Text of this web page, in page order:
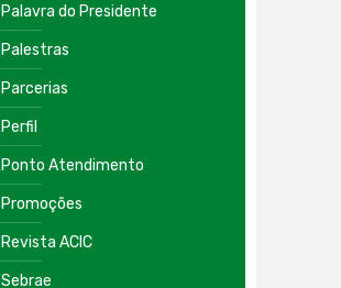
Palavra do Presidente
Palestras
Parcerias
Perfil
Ponto Atendimento
Promoções
Revista ACIC
Sebrae